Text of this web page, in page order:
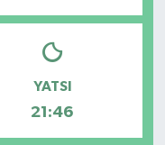
YATSI
21:46